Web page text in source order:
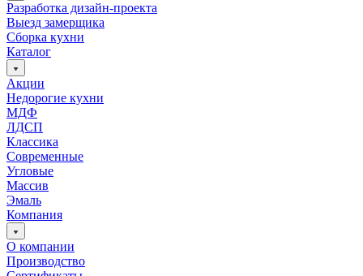
Разработка дизайн-проекта
Выезд замерщика
Сборка кухни
Каталог
Акции
Недорогие кухни
МДФ
ЛДСП
Классика
Современные
Угловые
Массив
Эмаль
Компания
О компании
Производство